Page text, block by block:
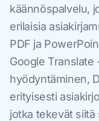
käännöspalvelu,
erilaisia
PDF ja
Google
hyödyntäminen,
erityisesti
jotka tekevät